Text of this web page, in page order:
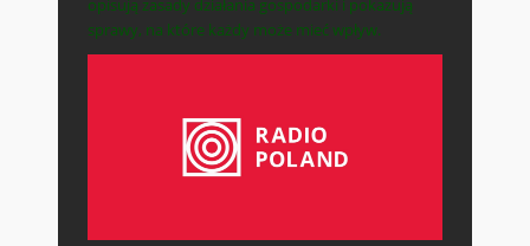
opisują zasady działania gospodarki i pokazują
sprawy, na które każdy może mieć wpływ.